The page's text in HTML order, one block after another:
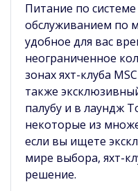
Питание по
обслуживанием по
удобное для вас
неограниченное
зонах яхт-клуба
также
палубу и в лаундж
некоторые из
если вы ищете
мире выбора, яхт-
решение.